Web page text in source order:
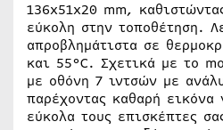
136x51x20 mm,
εύκολη στην τοποθέτηση.
απροβλημάτιστα σε
και 55°C. Σχετικά με το
με οθόνη 7 ιντσών με
παρέχοντας καθαρή εικόνα
εύκολα τους επισκέπτες